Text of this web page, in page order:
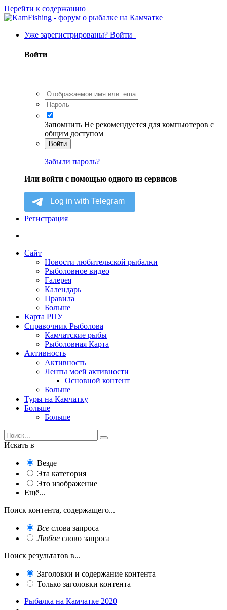
Перейти к содержанию
Уже зарегистрированы? Войти
Войти
Запомнить Не рекомендуется для компьютеров с
общим доступом
Войти
Забыли пароль?
Или войти с помощью одного из сервисов
Регистрация
Сайт
Новости любительской рыбалки
Рыболовное видео
Галерея
Календарь
Правила
Больше
Карта РПУ
Справочник Рыболова
Камчатские рыбы
Рыболовная Карта
Активность
Активность
Ленты моей активности
Основной контент
Больше
Туры на Камчатку
Больше
Больше
Искать в
Везде
Эта категория
Это изображение
Ещё...
Поиск контента, содержащего...
Все слова запроса
Любое слово запроса
Поиск результатов в...
Заголовки и содержание контента
Только заголовки контента
Рыбалка на Камчатке 2020